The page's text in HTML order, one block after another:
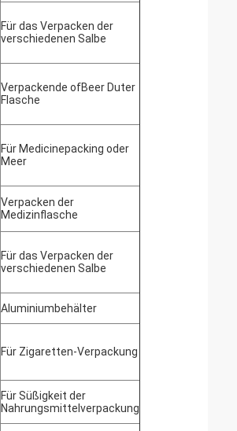
Für das Verpacken der
verschiedenen Salbe
Verpackende ofBeer Duter
Flasche
Für Medicinepacking oder
Meer
Verpacken der
Medizinflasche
Für das Verpacken der
verschiedenen Salbe
Aluminiumbehälter
Für Zigaretten-Verpackung
Für Süßigkeit der
Nahrungsmittelverpackung